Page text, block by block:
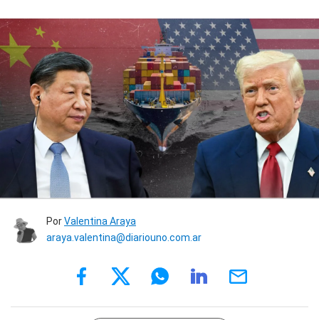
PorValentina Araya
araya.valentina@diariouno.com.ar